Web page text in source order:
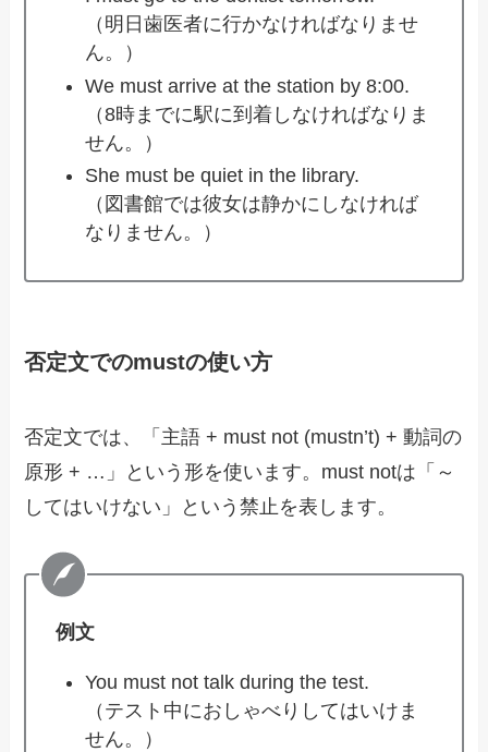
（明日歯医者に行かなければなりませ
ん。）
We must arrive at the station by 8:00.
（8時までに駅に到着しなければなりま
せん。）
She must be quiet in the library.
（図書館では彼女は静かにしなければ
なりません。）
否定文でのmustの使い方
否定文では、「主語 + must not (mustn’t) + 動詞の
原形 + …」という形を使います。must notは「～
してはいけない」という禁止を表します。
例文
You must not talk during the test.
（テスト中におしゃべりしてはいけま
せん。）